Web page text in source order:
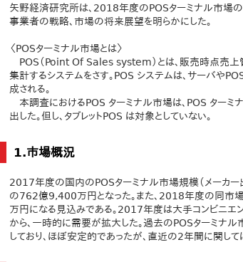
矢野経済研究所は、2018年度のPOSターミナル市場の
事業者の戦略、市場の将来展望を明らかにした。
〈POSターミナル市場とは〉
POS（Point Of Sales system）とは、販売時点売上
集計するシステムをさす。POS システムは、サーバや
成される。
本調査におけるPOS ターミナル市場は、POS ターミ
出した。但し、タブレットPOS は対象としていない。
1.市場概況
2017年度の国内のPOSターミナル市場規模（メーカ
の762億9,400万円となった。また、2018年度の同
万円になる見込みである。2017年度は大手コンビニエ
から、一時的に需要が拡大した。過去のPOSターミ
しており、ほぼ安定的であったが、直近の2年間に関して